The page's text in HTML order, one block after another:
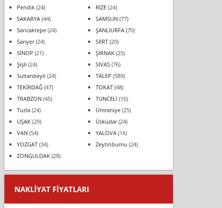
Pendik(24) RİZE(24)
SAKARYA(44) SAMSUN(77)
Sancaktepe(24) ŞANLIURFA(70)
Sarıyer(24) SİİRT(20)
SİNOP (21) ŞIRNAK(25)
Şişli (24) SİVAS(76)
Sultanbeyli (24) TALEP (589)
TEKİRDAĞ(47) TOKAT(48)
TRABZON(45) TUNCELİ (16)
Tuzla(24) Ümraniye(25)
UŞAK(29) Üsküdar(24)
VAN(54) YALOVA(16)
YOZGAT(34) Zeytinburnu (24)
ZONGULDAK(28)
NAKLIYAT FIYATLARI